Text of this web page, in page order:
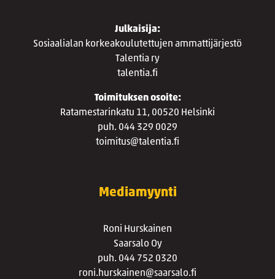
Julkaisija:
Sosiaalialan korkeakoulutettujen ammattijärjestö
Talentia ry
talentia.fi
Toimituksen osoite:
Ratamestarinkatu 11, 00520 Helsinki
puh. 044 329 0029
toimitus@talentia.fi
Mediamyynti
Roni Hurskainen
Saarsalo Oy
puh. 044 752 0320
roni.hurskainen@saarsalo.fi